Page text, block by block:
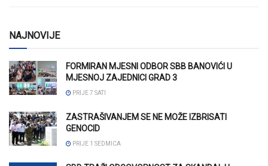
NAJNOVIJE
FORMIRAN MJESNI ODBOR SBB BANOVIĆI U
MJESNOJ ZAJEDNICI GRAD 3
PRIJE 7 SATI
ZASTRAŠIVANJEM SE NE MOŽE IZBRISATI
GENOCID
PRIJE 1 SEDMICA